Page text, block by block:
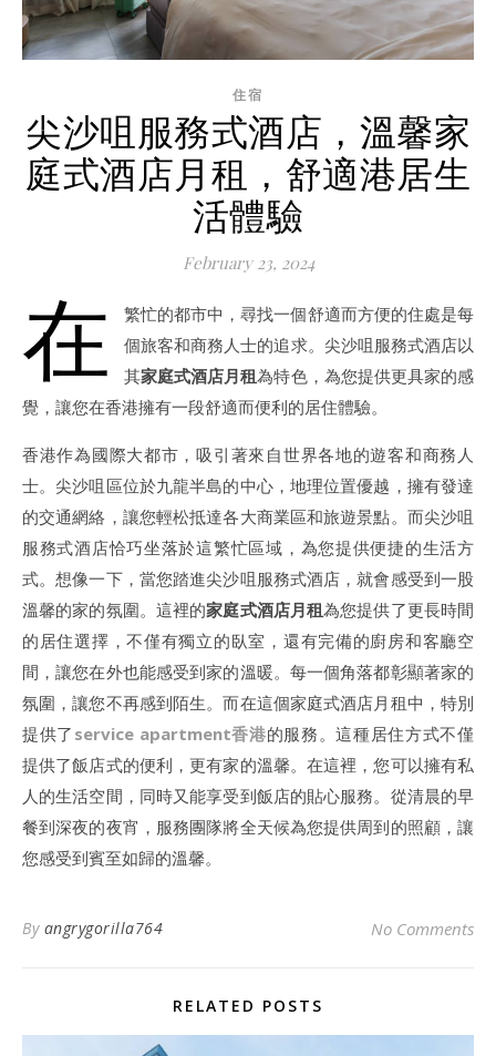
住宿
尖沙咀服務式酒店，溫馨家
庭式酒店月租，舒適港居生
活體驗
February 23, 2024
在
繁忙的都市中，尋找一個舒適而方便的住處是每
個旅客和商務人士的追求。尖沙咀服務式酒店以
其家庭式酒店月租為特色，為您提供更具家的感
覺，讓您在香港擁有一段舒適而便利的居住體驗。
香港作為國際大都市，吸引著來自世界各地的遊客和商務人
士。尖沙咀區位於九龍半島的中心，地理位置優越，擁有發達
的交通網絡，讓您輕松抵達各大商業區和旅遊景點。而尖沙咀
服務式酒店恰巧坐落於這繁忙區域，為您提供便捷的生活方
式。想像一下，當您踏進尖沙咀服務式酒店，就會感受到一股
溫馨的家的氛圍。這裡的家庭式酒店月租為您提供了更長時間
的居住選擇，不僅有獨立的臥室，還有完備的廚房和客廳空
間，讓您在外也能感受到家的溫暖。每一個角落都彰顯著家的
氛圍，讓您不再感到陌生。而在這個家庭式酒店月租中，特別
提供了 service apartment香港的服務。這種居住方式不僅
提供了飯店式的便利，更有家的溫馨。在這裡，您可以擁有私
人的生活空間，同時又能享受到飯店的貼心服務。從清晨的早
餐到深夜的夜宵，服務團隊將全天候為您提供周到的照顧，讓
您感受到賓至如歸的溫馨。
By angrygorilla764 No Comments
RELATED POSTS